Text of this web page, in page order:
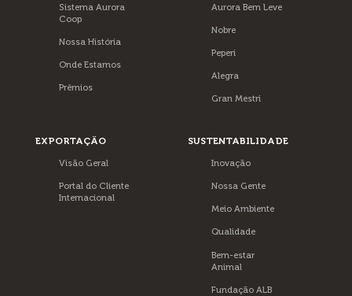
Sistema Aurora
Coop
Nossa História
Onde Estamos
Prêmios
Aurora Bem Leve
Nobre
Peperi
Alegra
Gran Mestri
EXPORTAÇÃO
Visão Geral
Portal do Cliente
Internacional
SUSTENTABILIDADE
Inovação
Nossa Gente
Meio Ambiente
Qualidade
Bem-estar
Animal
Fundação ALB